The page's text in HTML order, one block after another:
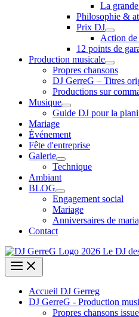
La
Philosophie &
Prix DJ
Action de
12 points de
Production musicale
Propres chansons
DJ GerreG – Titres
Productions sur
Musique
Guide DJ pour la
Mariage
Événement
Fête d'entreprise
Galerie
Technique
Ambiant
BLOG
Engagement social
Mariage
Anniversaires de
Contact
Accueil DJ Gerreg
DJ GerreG - Production
Propres chansons